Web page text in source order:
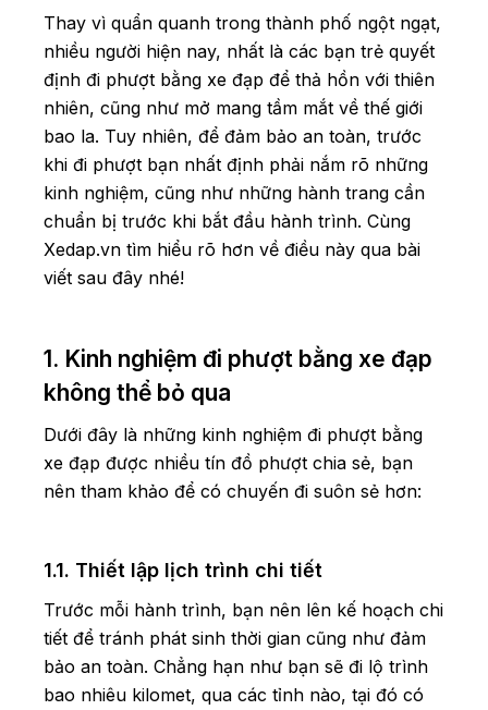
2.8. Các dụng cụ cần thiết khác
3. Những điều cần biết khi đi phượt bằng xe
đạp
Thay vì quẩn quanh trong thành phố ngột ngạt,
nhiều người hiện nay, nhất là các bạn trẻ quyết
định đi phượt bằng xe đạp để thả hồn với thiên
nhiên, cũng như mở mang tầm mắt về thế giới
bao la. Tuy nhiên, để đảm bảo an toàn, trước
khi đi phượt bạn nhất định phải nắm rõ những
kinh nghiệm, cũng như những hành trang cần
chuẩn bị trước khi bắt đầu hành trình. Cùng
Xedap.vn tìm hiểu rõ hơn về điều này qua bài
viết sau đây nhé!
1. Kinh nghiệm đi phượt bằng xe đạp
không thể bỏ qua
Dưới đây là những kinh nghiệm đi phượt bằng
xe đạp được nhiều tín đồ phượt chia sẻ, bạn
nên tham khảo để có chuyến đi suôn sẻ hơn:
1.1. Thiết lập lịch trình chi tiết
Trước mỗi hành trình, bạn nên lên kế hoạch chi
tiết để tránh phát sinh thời gian cũng như đảm
bảo an toàn. Chẳng hạn như bạn sẽ đi lộ trình
bao nhiêu kilomet, qua các tỉnh nào, tại đó có